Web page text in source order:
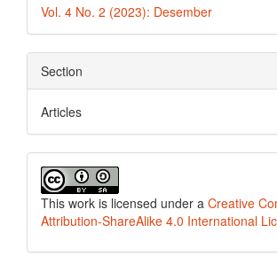
Vol. 4 No. 2 (2023): Desember
Section
Articles
This work is licensed under a Creative
Attribution-ShareAlike 4.0 International